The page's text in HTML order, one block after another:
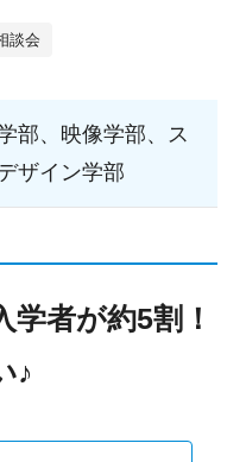
談会
部、映像学部、ス
ザイン学部
者が約5割！
♪